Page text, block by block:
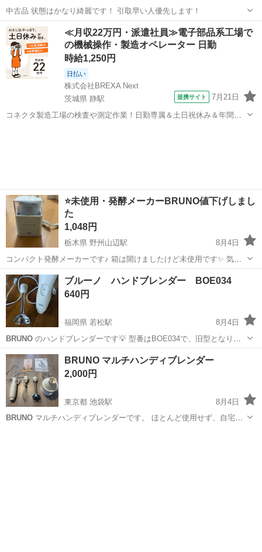
中古品 状態はかなり綺麗です！ 引取早い人優先します！
大阪 吹田市 上新庄駅 調理器具 BRUNO
≪月収22万円・派遣社員≫電子部品系工場で
の機械操作・製造オペレーター 日勤
時給1,250円
日払い
株式会社BREXA Next
茨城県 静駅
提携サイト 7月21日
コネクタ製造工場の検査や測定作業！日勤専属＆土日祝休み＆年間休
⭐️未使用・発酵メーカーBRUNO値下げしまし
た
1,048円
栃木県 野州山辺駅
8月4日
コンパクト発酵メーカーです♪ 箱は開けましたけど未使用です✨ 気に
なる方はメッセージ お願いします🙇‍♀️
栃木 足利市 キッチン家電
ブルーノ ハンドブレンダー BOE034
640円
福岡県 若松駅
8月4日
BRUNOのハンドブレンダーです💡 型番はBOE034で、旧型となりま
す。 中古品になりますので、目立ちませんが、細かな傷や汚れはあろ
うかと思いますm(_ _)m
福岡 北九州市 キッチン家電
BRUNO マルチハンディブレンダー
2,000円
東京都 池袋駅
8月4日
BRUNOマルチハンディブレンダーです。 ほとんど使用せず、自宅保